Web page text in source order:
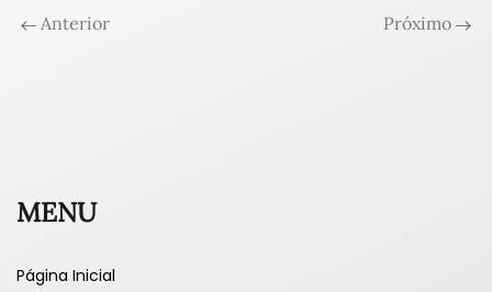
Anterior Próximo
MENU
Página Inicial